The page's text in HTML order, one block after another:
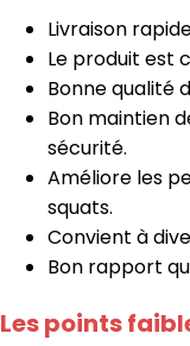
Livraison
Le produit est
Bonne qualité
Bon maintien
sécurité.
Améliore les
squats.
Convient à
Bon rapport
Les points